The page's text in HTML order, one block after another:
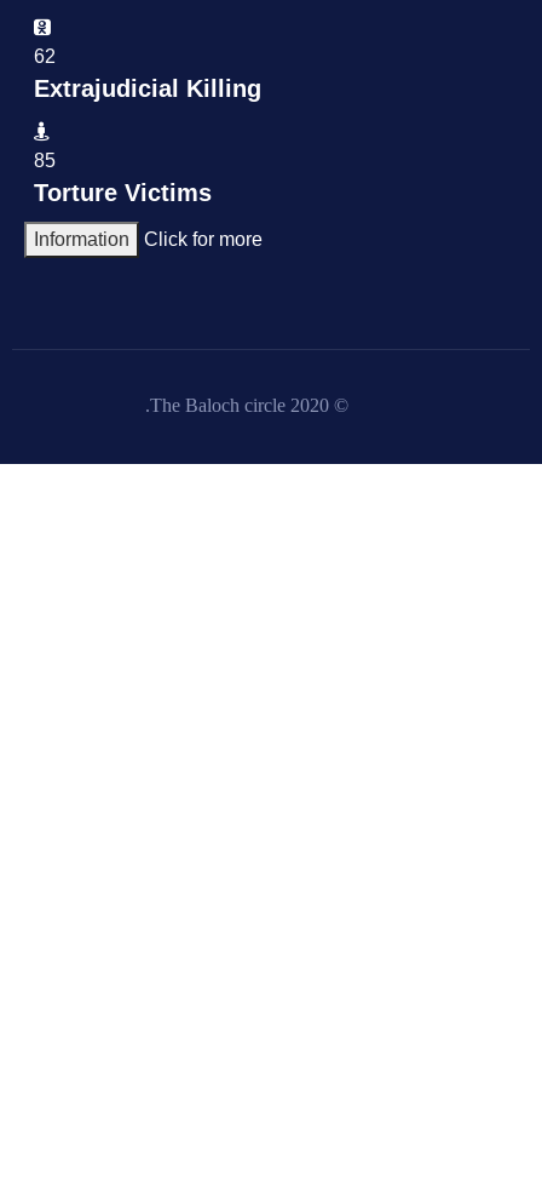
62
Extrajudicial Killing
85
Torture Victims
Click for more
Information
© 2020 The Baloch circle.